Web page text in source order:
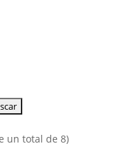
un total de 8)